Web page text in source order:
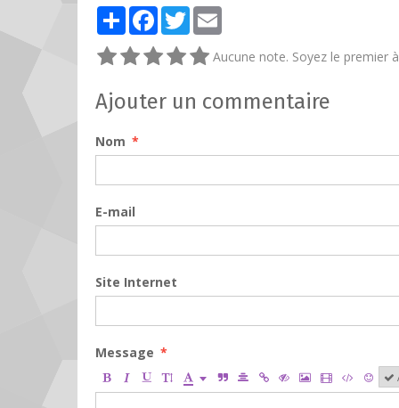
PartagerFacebook
Twitter
Aucune note. Soyez le premier
Ajouter un commentaire
Nom
E-mail
Site Internet
Message